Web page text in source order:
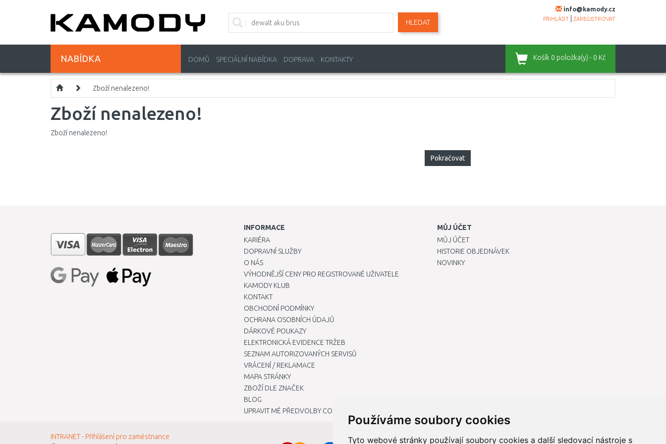
Používáme soubory cookies
Tyto webové stránky používají soubory cookies a další sledovací nástroje s
info@kamody.cz
PŘIHLÁSIT ZAREGISTROVAT
HLEDAT
NABÍDKA DOMŮ SPECIÁLNÍ NABÍDKA DOPRAVA KONTAKTY Košík 0 položka(y) - 0 Kč
Zboží nenalezeno!
Zboží nenalezeno!
Zboží nenalezeno!
Pokračovat
INFORMACE
KARIÉRA
DOPRAVNÍ SLUŽBY
O NÁS
VÝHODNĚJŠÍ CENY PRO REGISTROVANÉ UŽIVATELE
KAMODY KLUB
KONTAKT
OBCHODNÍ PODMÍNKY
OCHRANA OSOBNÍCH ÚDAJŮ
DÁRKOVÉ POUKAZY
ELEKTRONICKÁ EVIDENCE TRŽEB
SEZNAM AUTORIZOVANÝCH SERVISŮ
VRÁCENÍ / REKLAMACE
MAPA STRÁNKY
ZBOŽÍ DLE ZNAČEK
BLOG
UPRAVIT MÉ PŘEDVOLBY COOKIES
MŮJ ÚČET
MŮJ ÚČET
HISTORIE OBJEDNÁVEK
NOVINKY
INTRANET - Přihlášení pro zaměstnance